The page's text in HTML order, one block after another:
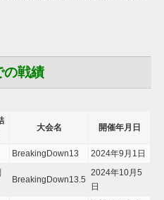
の戦績
大会名 開催年月日
BreakingDown13 2024年9月1日
BreakingDown13.5
2024年10月5
日